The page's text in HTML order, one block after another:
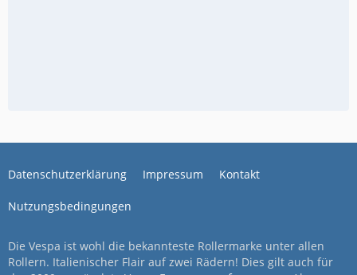
Datenschutzerklärung Impressum Kontakt
Nutzungsbedingungen
Die Vespa ist wohl die bekannteste Rollermarke unter allen
Rollern. Italienischer Flair auf zwei Rädern! Dies gilt auch für